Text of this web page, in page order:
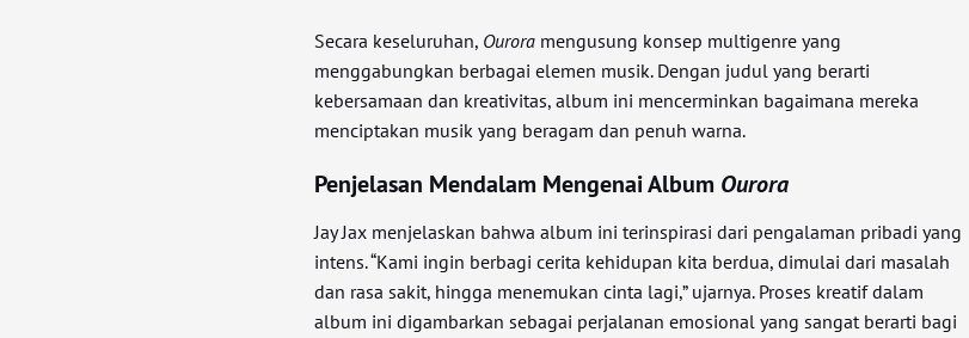
Secara keseluruhan, Ourora mengusung konsep multigenre yang
menggabungkan berbagai elemen musik. Dengan judul yang berarti
kebersamaan dan kreativitas, album ini mencerminkan bagaimana mereka
menciptakan musik yang beragam dan penuh warna.
Penjelasan Mendalam Mengenai Album Ourora
Jay Jax menjelaskan bahwa album ini terinspirasi dari pengalaman pribadi yang
intens. “Kami ingin berbagi cerita kehidupan kita berdua, dimulai dari masalah
dan rasa sakit, hingga menemukan cinta lagi,” ujarnya. Proses kreatif dalam
album ini digambarkan sebagai perjalanan emosional yang sangat berarti bagi